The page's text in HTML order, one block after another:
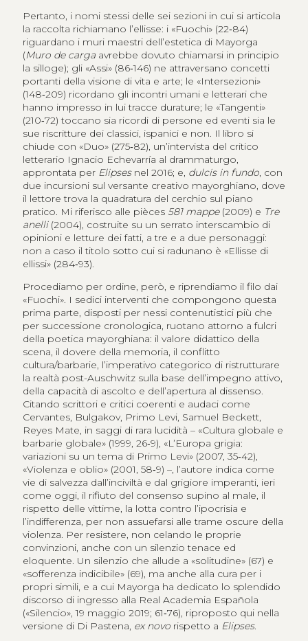
Pertanto, i nomi stessi delle sei sezioni in cui si articola
la raccolta richiamano l’ellisse: i «Fuochi» (22‑84)
riguardano i muri maestri dell’estetica di Mayorga
(Muro de cargaavrebbe dovuto chiamarsi in principio
la silloge); gli «Assi» (86‑146) ne attraversano concetti
portanti della visione di vita e arte; le «Intersezioni»
(148‑209) ricordano gli incontri umani e letterari che
hanno impresso in lui tracce durature; le «Tangenti»
(210‑72) toccano sia ricordi di persone ed eventi sia le
sue riscritture dei classici, ispanici e non. Il libro si
chiude con «Duo» (275‑82), un’intervista del critico
letterario Ignacio Echevarría al drammaturgo,
approntata per Elipsesnel 2016; e, dulcis in fundo, con
due incursioni sul versante creativo mayorghiano, dove
il lettore trova la quadratura del cerchio sul piano
pratico. Mi riferisco alle pièces 581 mappe(2009) e Tre
anelli(2004), costruite su un serrato interscambio di
opinioni e letture dei fatti, a tre e a due personaggi:
non a caso il titolo sotto cui si radunano è «Ellisse di
ellissi» (284‑93).
Procediamo per ordine, però, e riprendiamo il filo dai
«Fuochi». I sedici interventi che compongono questa
prima parte, disposti per nessi contenutistici più che
per successione cronologica, ruotano attorno a fulcri
della poetica mayorghiana: il valore didattico della
scena, il dovere della memoria, il conflitto
cultura/barbarie, l’imperativo categorico di ristrutturare
la realtà post-Auschwitz sulla base dell’impegno attivo,
della capacità di ascolto e dell’apertura al dissenso.
Citando scrittori e critici coerenti e audaci come
Cervantes, Bulgakov, Primo Levi, Samuel Beckett,
Reyes Mate, in saggi di rara lucidità – «Cultura globale e
barbarie globale» (1999, 26‑9), «L’Europa grigia:
variazioni su un tema di Primo Levi» (2007, 35‑42),
«Violenza e oblio» (2001, 58‑9) –, l’autore indica come
vie di salvezza dall’inciviltà e dal grigiore imperanti, ieri
come oggi, il rifiuto del consenso supino al male, il
rispetto delle vittime, la lotta contro l’ipocrisia e
l’indifferenza, per non assuefarsi alle trame oscure della
violenza. Per resistere, non celando le proprie
convinzioni, anche con un silenzio tenace ed
eloquente. Un silenzio che allude a «solitudine» (67) e
«sofferenza indicibile» (69), ma anche alla cura per i
propri simili, e a cui Mayorga ha dedicato lo splendido
discorso di ingresso alla Real Academia Española
(«Silencio», 19 maggio 2019; 61‑76), riproposto qui nella
versione di Di Pastena, ex novorispetto a Elipses.